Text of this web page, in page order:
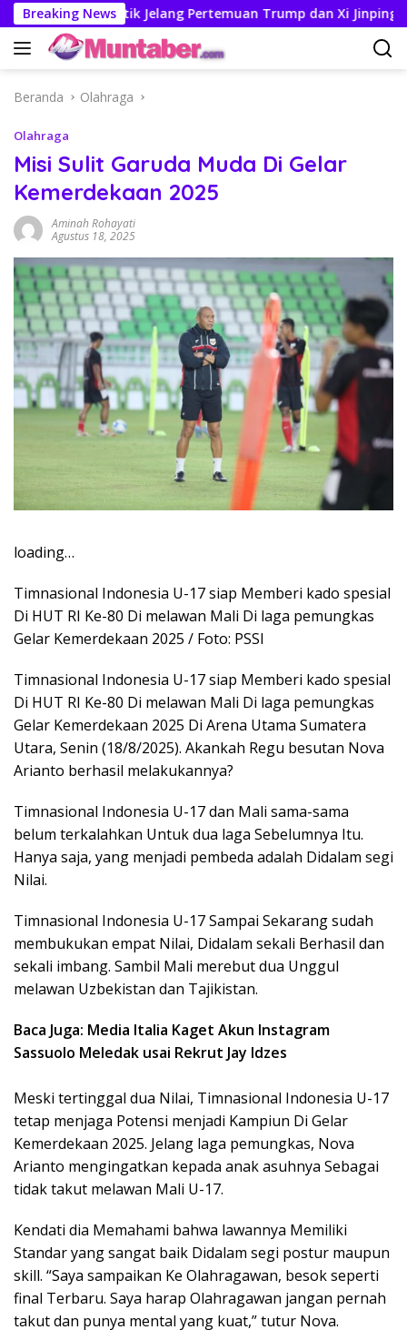
Langsung
ke
konten
Breaking News
Politik Jelang Pertemuan Trump dan Xi Jinping
Beranda Olahraga
Olahraga
Misi Sulit Garuda Muda Di Gelar
Kemerdekaan 2025
Aminah Rohayati
Agustus 18, 2025
loading…
Timnasional Indonesia U-17 siap Memberi kado spesial
Di HUT RI Ke-80 Di melawan Mali Di laga pemungkas
Gelar Kemerdekaan 2025 / Foto: PSSI
Timnasional Indonesia U-17 siap Memberi kado spesial
Di HUT RI Ke-80 Di melawan Mali Di laga pemungkas
Gelar Kemerdekaan 2025 Di Arena Utama Sumatera
Utara, Senin (18/8/2025). Akankah Regu besutan Nova
Arianto berhasil melakukannya?
Timnasional Indonesia U-17 dan Mali sama-sama
belum terkalahkan Untuk dua laga Sebelumnya Itu.
Hanya saja, yang menjadi pembeda adalah Didalam segi
Nilai.
Timnasional Indonesia U-17 Sampai Sekarang sudah
membukukan empat Nilai, Didalam sekali Berhasil dan
sekali imbang. Sambil Mali merebut dua Unggul
melawan Uzbekistan dan Tajikistan.
Baca Juga: Media Italia Kaget Akun Instagram
Sassuolo Meledak usai Rekrut Jay Idzes
Meski tertinggal dua Nilai, Timnasional Indonesia U-17
tetap menjaga Potensi menjadi Kampiun Di Gelar
Kemerdekaan 2025. Jelang laga pemungkas, Nova
Arianto mengingatkan kepada anak asuhnya Sebagai
tidak takut melawan Mali U-17.
Kendati dia Memahami bahwa lawannya Memiliki
Standar yang sangat baik Didalam segi postur maupun
skill. “Saya sampaikan Ke Olahragawan, besok seperti
final Terbaru. Saya harap Olahragawan jangan pernah
takut dan punya mental yang kuat,” tutur Nova.